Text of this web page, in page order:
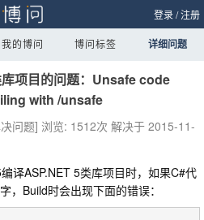
登录/注册
我的博问 博问标签 详细问题
项目的问题：Unsafe code
with /unsafe
问题] 浏览: 1512次 解决于 2015-11-
译ASP.NET 5类库项目时，如果C#代
，Build时会出现下面的错误：